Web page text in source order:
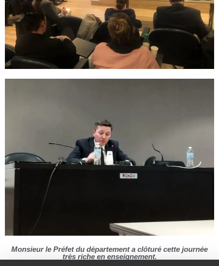
Monsieur le Préfet du département a clôturé cette journée
très riche en enseignement.